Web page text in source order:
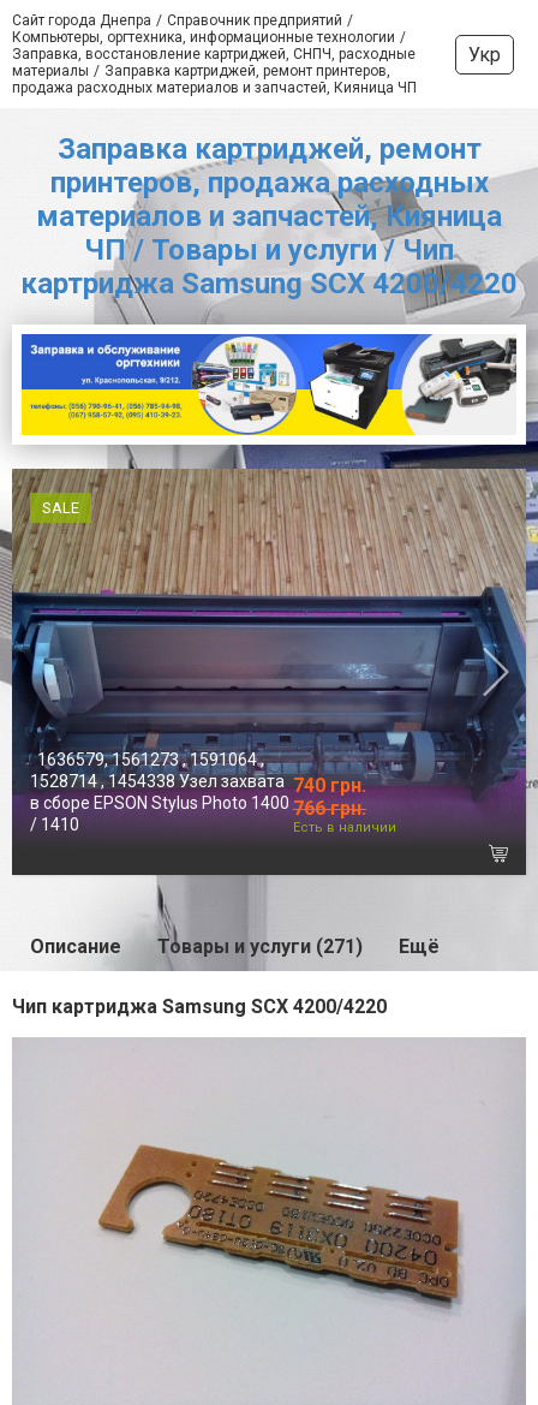
Сайт города Днепра
Справочник предприятий
Компьютеры, оргтехника, информационные технологии
Заправка, восстановление картриджей, СНПЧ, расходные
материалы
Заправка картриджей, ремонт принтеров,
продажа расходных материалов и запчастей, Кияница ЧП
Укр
Заправка картриджей, ремонт
принтеров, продажа расходных
материалов и запчастей, Кияница
ЧП / Товары и услуги / Чип
картриджа Samsung SCX 4200/4220
SALE
1636579, 1561273 , 1591064 ,
1528714 , 1454338 Узел захвата
в сборе EPSON Stylus Photo 1400
/ 1410
740 грн.
766 грн.
Есть в наличии
Описание Товары и услуги (271) Ещё
Чип картриджа Samsung SCX 4200/4220